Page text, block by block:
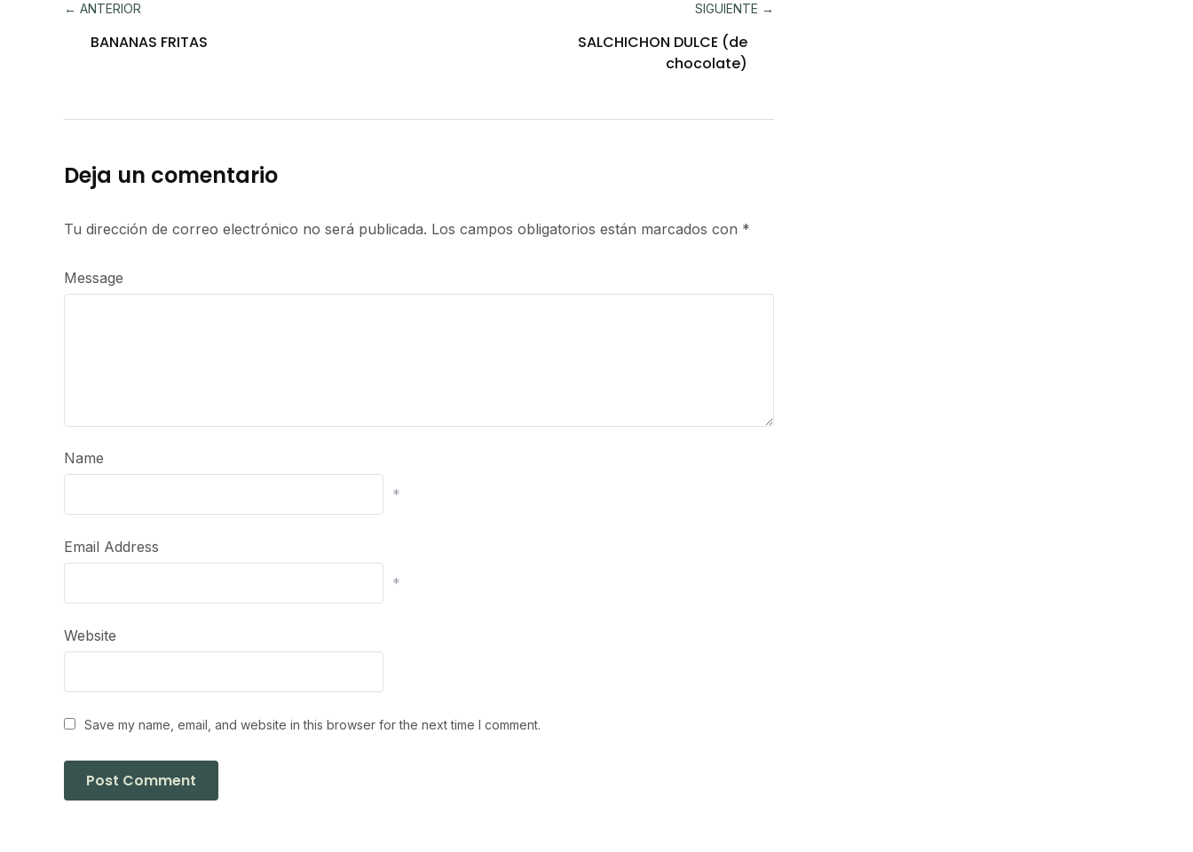
← ANTERIOR
BANANAS FRITAS
SIGUIENTE →
SALCHICHON DULCE (de
chocolate)
Deja un comentario
Tu dirección de correo electrónico no será publicada. Los campos obligatorios están marcados con *
Message
Name
*
Email Address
*
Website
Save my name, email, and website in this browser for the next time I comment.